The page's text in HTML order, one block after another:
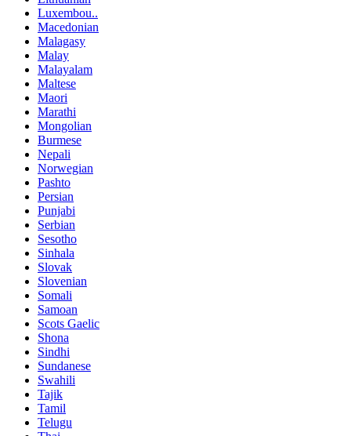
Luxembou..
Macedonian
Malagasy
Malay
Malayalam
Maltese
Maori
Marathi
Mongolian
Burmese
Nepali
Norwegian
Pashto
Persian
Punjabi
Serbian
Sesotho
Sinhala
Slovak
Slovenian
Somali
Samoan
Scots Gaelic
Shona
Sindhi
Sundanese
Swahili
Tajik
Tamil
Telugu